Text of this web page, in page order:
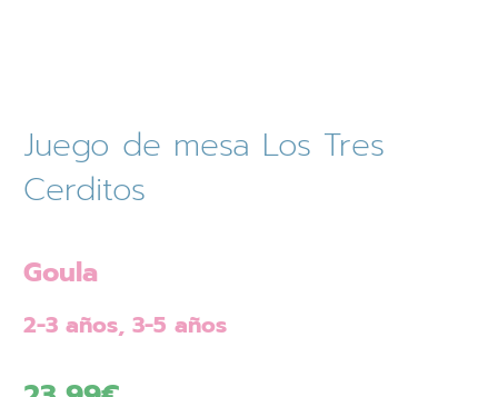
Juego de mesa Los Tres
Cerditos
Goula
2-3 años, 3-5 años